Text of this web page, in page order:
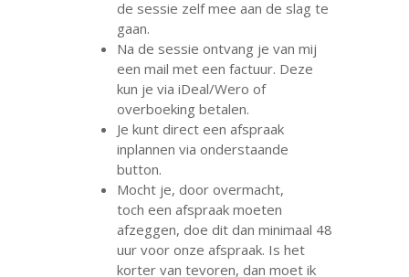
de sessie zelf mee aan de slag te
gaan.
Na de sessie ontvang je van mij
een mail met een factuur. Deze
kun je via iDeal/Wero of
overboeking betalen.
Je kunt direct een afspraak
inplannen via onderstaande
button.
Mocht je, door overmacht,
toch een afspraak moeten
afzeggen, doe dit dan minimaal 48
uur voor onze afspraak. Is het
korter van tevoren, dan moet ik